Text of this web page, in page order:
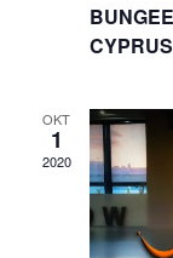
CYPRUS
ΟΚΤ
1
2020